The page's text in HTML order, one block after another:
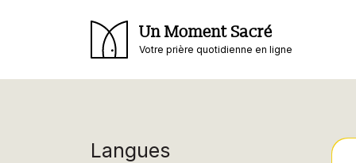
Un Moment Sacré
Votre prière quotidienne en ligne
Langues